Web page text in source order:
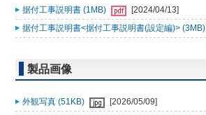
据付工事説明書 (1MB)
[2024/04/13]
据付工事説明書<据付工事説明書(設定編)> (3MB)
製品画像
外観写真 (51KB) [2026/05/09]